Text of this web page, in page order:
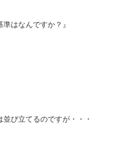
はなんですか？』
び立てるのですが・・・